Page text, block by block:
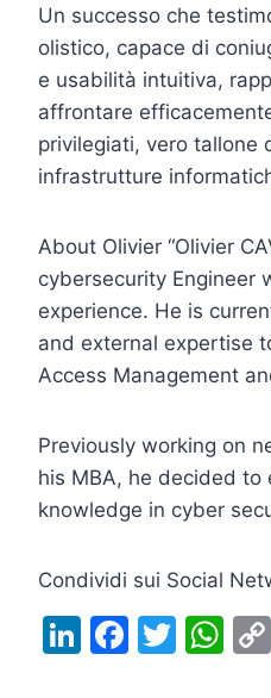
Un successo che
olistico, capace di
e usabilità intuitiva,
affrontare
privilegiati, vero tallone
infrastrutture
About Olivier “Olivier
cybersecurity Engineer
experience. He is
and external expertise
Access Management
Previously working on
his MBA, he decided to
knowledge in cyber
Condividi sui Social
Li F
T
W